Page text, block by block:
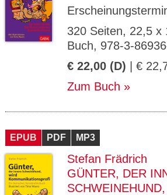
320 Seiten, 22,5 x
Buch, 978-3-
€ 22,00 (D) | €
Zum Buch
EPUB PDF MP3
Stefan Frädrich
GÜNTER, DER